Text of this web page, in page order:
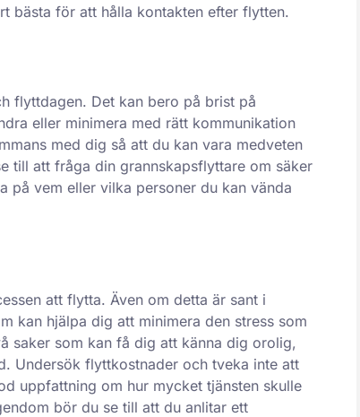
bästa för att hålla kontakten efter flytten.
flyttdagen. Det kan bero på brist på
eller minimera med rätt kommunikation
med dig så att du kan vara medveten
till att fråga din grannskapsflyttare om säker
på vem eller vilka personer du kan vända
att flytta. Även om detta är sant i
kan hjälpa dig att minimera den stress som
saker som kan få dig att känna dig orolig,
Undersök flyttkostnader och tveka inte att
uppfattning om hur mycket tjänsten skulle
bör du se till att du anlitar ett